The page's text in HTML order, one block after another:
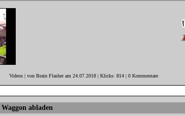
Videos | von Brain Flasher am 24.07.2018 | Klicks: 814 | 0 Kommentare
abladen